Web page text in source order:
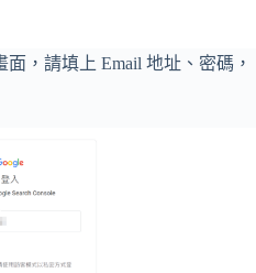
，請填上 Email 地址、密碼，